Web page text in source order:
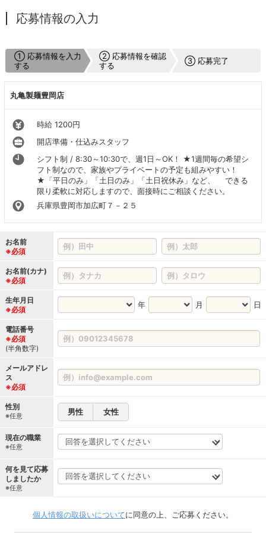
応募情報の入力
① 応募情報を入力
する
② 応募情報を確認
する
③ 応募完了
丸亀製麺豊岡店
時給 1200円
開店準備・仕込みスタッフ
シフト制 / 8:30～10:30で、週1日～OK！ ★1週間毎の希望シ
フト制なので、家族やプライベートの予定も組みやすい！
★「平日のみ」「土日のみ」「土日祝休み」など、 できる
限り柔軟に対応しますので、面接時にご相談ください。
兵庫県豊岡市加広町７－２５
お名前
※必須
お名前(カナ)
※必須
生年月日
※必須
年 月 日
電話番号
※必須
(半角数字)
メールアドレ
ス
※必須
性別
※任意 男性 女性
現在の職業
※任意
何を見て応募
しましたか
※任意
個人情報の取扱いについてに同意の上、ご応募ください。